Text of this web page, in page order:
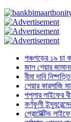
পঞ্চগড়ের ১৯ চা
জাল শেয়ার
বীমা দাবি
শেয়ার কারসাজি
পপুলার লাইফের
কর্ণফুলী
প্রোটেক্টিভ